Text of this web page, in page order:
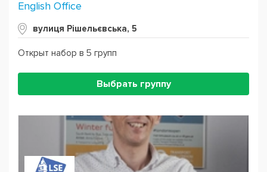
English Office
вулиця Рішельєвська, 5
Открыт набор в 5 групп
Выбрать группу